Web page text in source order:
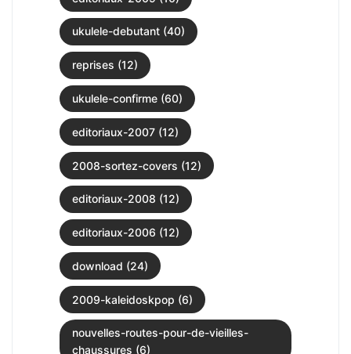
ukulele-debutant (40)
reprises (12)
ukulele-confirme (60)
editoriaux-2007 (12)
2008-sortez-covers (12)
editoriaux-2008 (12)
editoriaux-2006 (12)
download (24)
2009-kaleidoskpop (6)
nouvelles-routes-pour-de-vieilles-
chaussures (6)